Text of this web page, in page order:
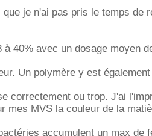
je n'ai pas pris le temps de
40% avec un dosage moyen
Un polymère y est
correctement ou trop. J'ai
mes MVS la couleur de la
accumulent un max de